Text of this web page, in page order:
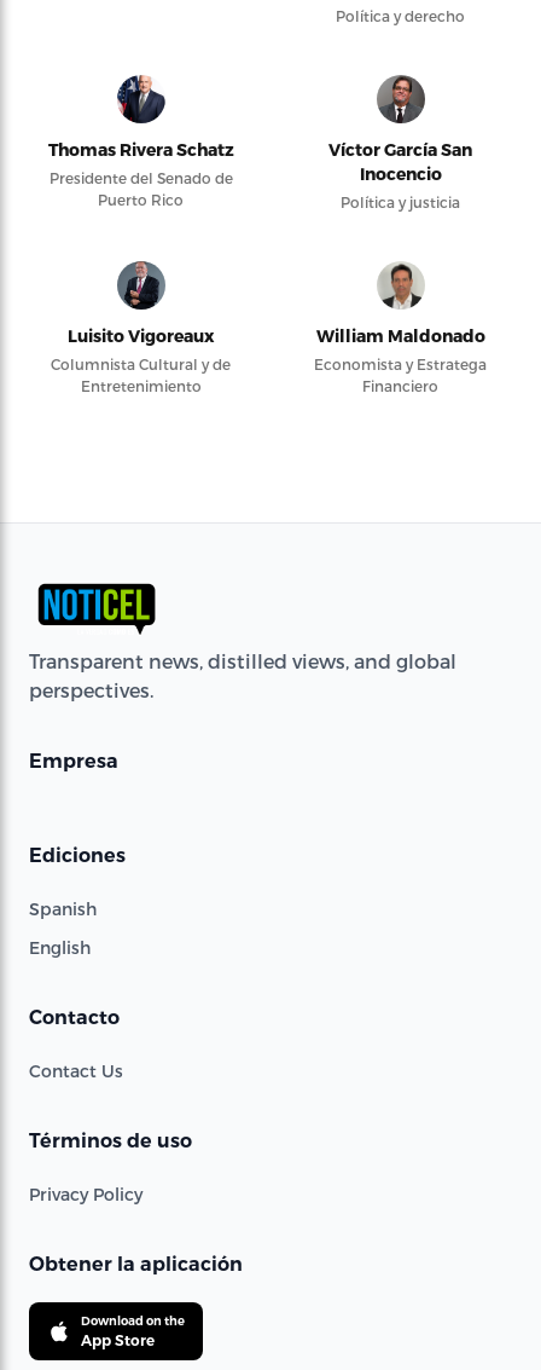
Política y derecho
Thomas Rivera Schatz
Presidente del Senado de
Puerto Rico
Víctor García San
Inocencio
Política y justicia
Luisito Vigoreaux
Columnista Cultural y de
Entretenimiento
William Maldonado
Economista y Estratega
Financiero
Transparent news, distilled views, and global
perspectives.
Empresa
Ediciones
Spanish
English
Contacto
Contact Us
Términos de uso
Privacy Policy
Obtener la aplicación
Download on the
App Store